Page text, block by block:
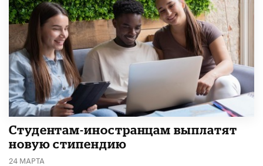
Студентам-иностранцам выплатят
новую стипендию
24 МАРТА